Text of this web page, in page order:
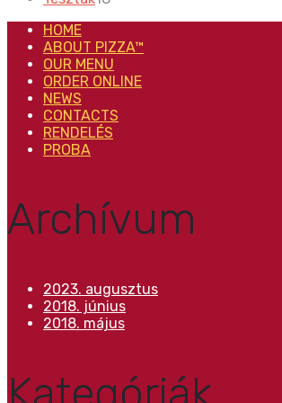
HOME
ABOUT PIZZA™
OUR MENU
ORDER ONLINE
NEWS
CONTACTS
RENDELÉS
PROBA
Archívum
2023. augusztus
2018. június
2018. május